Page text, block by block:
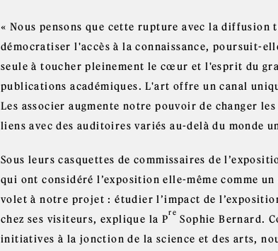
« Nous pensons que cette rupture avec la
démocratiser l'accès à la connaissance, poursuit-
seule à toucher pleinement le cœur et l'esprit du
publications académiques. L'art offre un canal
Les associer augmente notre pouvoir de changer
liens avec des auditoires variés au-delà du monde
Sous leurs casquettes de commissaires de
qui ont considéré l’exposition elle-même comme
volet à notre projet : étudier l’impact de
chez ses visiteurs, explique la P
re
Sophie Bernard.
initiatives à la jonction de la science et des arts,